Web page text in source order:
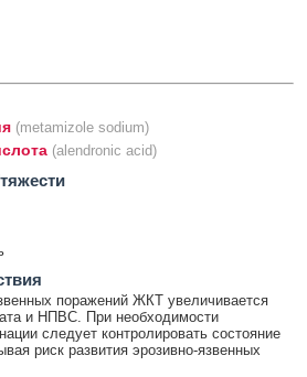
(metamizole sodium)
(alendronic acid)
поражений ЖКТ увеличивается
и НПВС. При необходимости
следует контролировать состояние
риск развития эрозивно-язвенных